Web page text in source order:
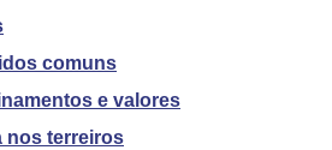
comuns
e valores
nos terreiros